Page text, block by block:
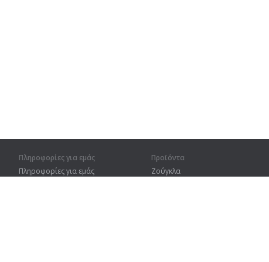
Πληροφορίες για εμάς
Πληροφορίες για εμάς
Προϊόντα
Ζούγκλα